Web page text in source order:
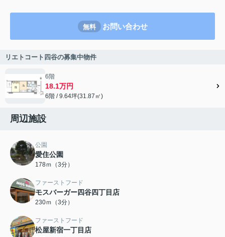
無料 お問い合わせ
リエトコート四谷の募集中物件
6階
18.1万円
6階 / 9.64坪(31.87㎡)
周辺施設
公園
愛住公園
178ｍ（3分）
ファーストフード
モスバーガー四谷四丁目店
230ｍ（3分）
ファーストフード
松屋新宿一丁目店